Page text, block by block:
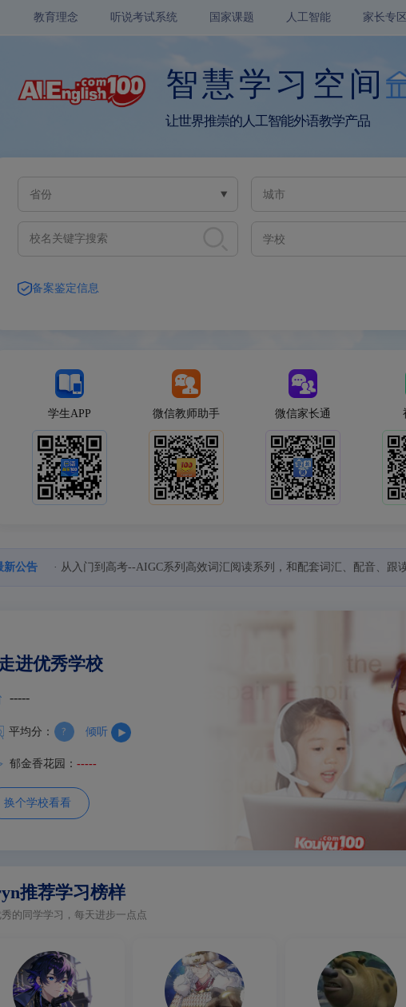
家长专区
人工智能
国家课题
听说考试系统
教育理念
智慧学习空间
让世界推崇的人工智能外语教学产品
省份 城市
学校
备案鉴定信息
学生APP 微信教师助手 微信家长通
新公告 · 从入门到高考--AIGC系列高效词汇阅读系列，和配套词汇、配音、
进优秀学校
-----
平均分： 倾听
郁金香花园： -----
换个学校看看
推荐学习榜样
秀的同学学习，每天进步一点点